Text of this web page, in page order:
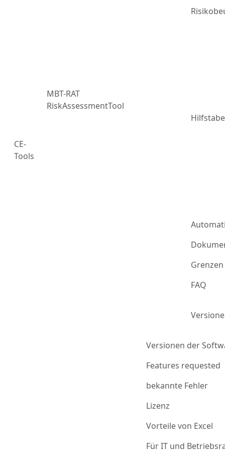
CE-
Tools
MBT-RAT
RiskAssessmentTool
FAQ
Versionen der
Features requested
bekannte Fehler
Lizenz
Vorteile von Excel
Für IT und